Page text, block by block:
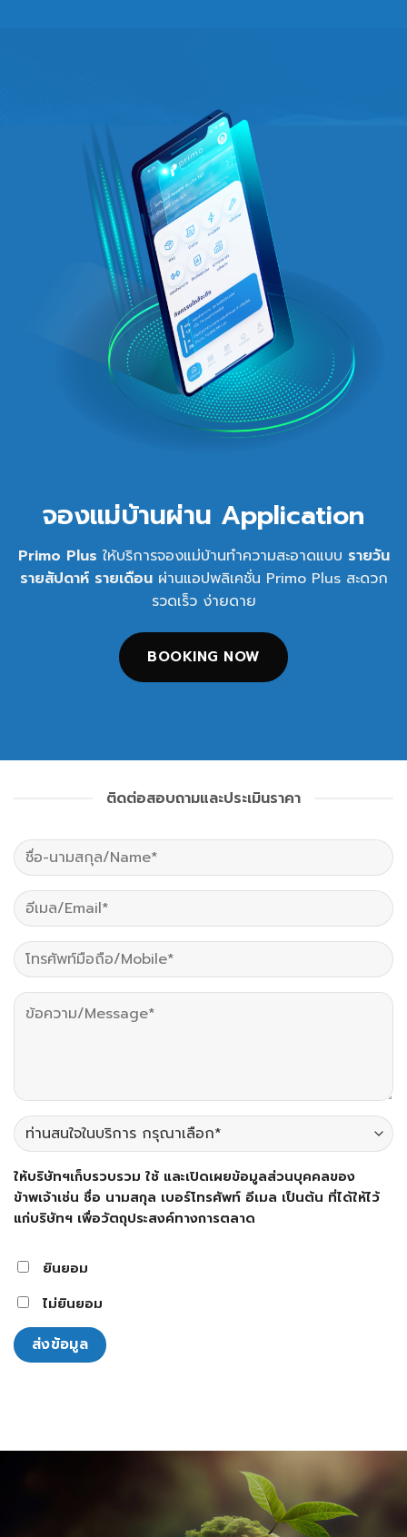
จองแม่บ้านผ่าน Application
Primo Plus ให้บริการจองแม่บ้านทำความสะอาดแบบ รายวัน
รายสัปดาห์ รายเดือนผ่านแอปพลิเคชั่น Primo Plus สะดวก
รวดเร็ว ง่ายดาย
BOOKING NOW
ติดต่อสอบถามและประเมินราคา
ให้บริษัทฯเก็บรวบรวม ใช้ และเปิดเผยข้อมูลส่วนบุคคลของ
ข้าพเจ้าเช่น ชื่อ นามสกุล เบอร์โทรศัพท์ อีเมล เป็นต้น ที่ได้ให้ไว้
แก่บริษัทฯ เพื่อวัตถุประสงค์ทางการตลาด
ยินยอม
ไม่ยินยอม